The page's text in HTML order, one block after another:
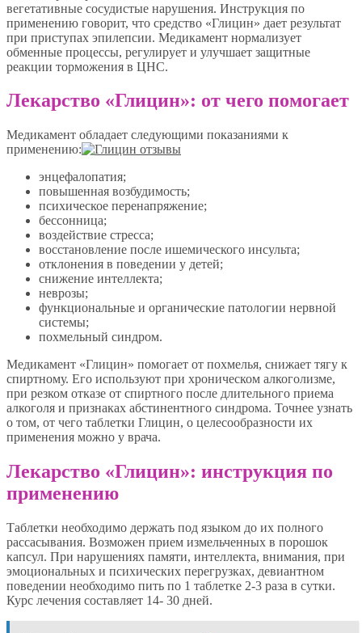
вегетативные сосудистые нарушения. Инструкция по
применению говорит, что средство «Глицин» дает результат
при приступах эпилепсии. Медикамент нормализует
обменные процессы, регулирует и улучшает защитные
реакции торможения в ЦНС.
Лекарство «Глицин»: от чего помогает
Медикамент обладает следующими показаниями к
применению:
энцефалопатия;
повышенная возбудимость;
психическое перенапряжение;
бессонница;
воздействие стресса;
восстановление после ишемического инсульта;
отклонения в поведении у детей;
снижение интеллекта;
неврозы;
функциональные и органические патологии нервной
системы;
похмельный синдром.
Медикамент «Глицин» помогает от похмелья, снижает тягу к
спиртному. Его используют при хроническом алкоголизме,
при резком отказе от спиртного после длительного приема
алкоголя и признаках абстинентного синдрома. Точнее узнать
о том, от чего таблетки Глицин, о целесообразности их
применения можно у врача.
Лекарство «Глицин»: инструкция по
применению
Таблетки необходимо держать под языком до их полного
рассасывания. Возможен прием измельченных в порошок
капсул. При нарушениях памяти, интеллекта, внимания, при
эмоциональных и психических перегрузках, девиантном
поведении необходимо пить по 1 таблетке 2-3 раза в сутки.
Курс лечения составляет 14- 30 дней.